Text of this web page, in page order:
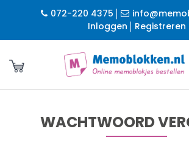
072-220 4375
Inloggen
Registreren
WACHTWOORD